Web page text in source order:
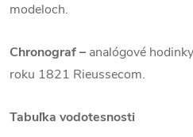
modeloch.
Chronograf – analógové
roku 1821 Rieussecom.
Tabuľka vodotesnosti